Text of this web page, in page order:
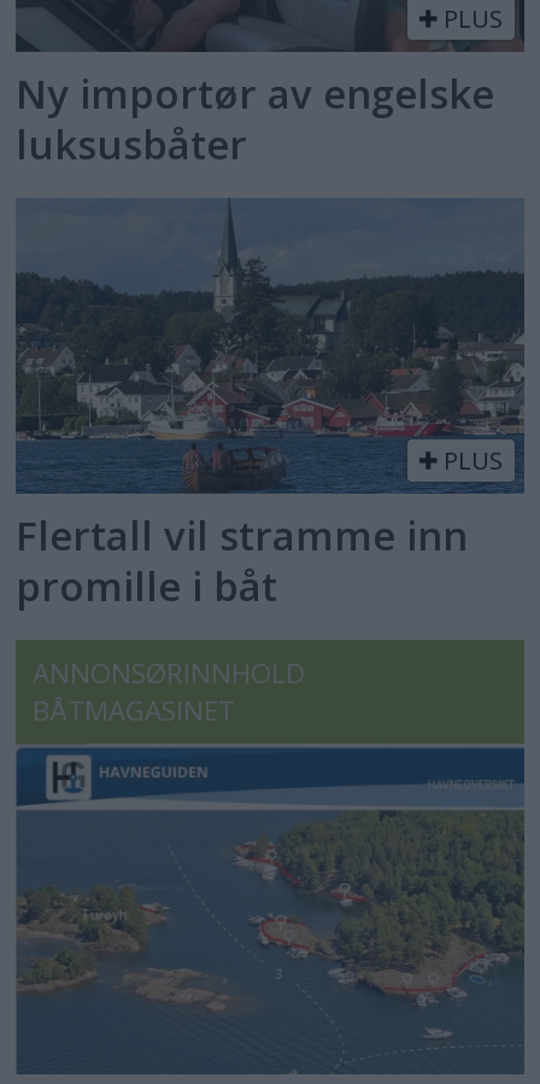
PLUS
Ny importør av engelske
luksusbåter
PLUS
Flertall vil stramme inn
promille i båt
ANNONSØRINNHOLD
BÅTMAGASINET